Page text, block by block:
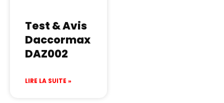
Test & Avis
Daccormax
DAZ002
LIRE LA SUITE »